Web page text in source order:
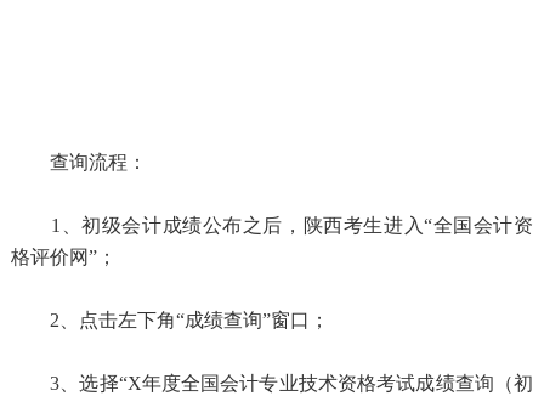
查询流程：
1、初级会计成绩公布之后，陕西考生进入“全国会计资
格评价网”；
2、点击左下角“成绩查询”窗口；
3、选择“X年度全国会计专业技术资格考试成绩查询（初